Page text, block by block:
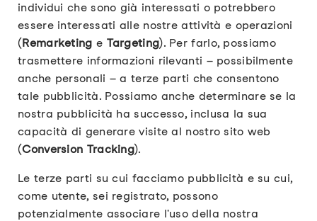
individui che sono già interessati o potrebbero
essere interessati alle nostre attività e operazioni
(Remarketing e Targeting). Per farlo, possiamo
trasmettere informazioni rilevanti – possibilmente
anche personali – a terze parti che consentono
tale pubblicità. Possiamo anche determinare se la
nostra pubblicità ha successo, inclusa la sua
capacità di generare visite al nostro sito web
(Conversion Tracking).
Le terze parti su cui facciamo pubblicità e su cui,
come utente, sei registrato, possono
potenzialmente associare l'uso della nostra